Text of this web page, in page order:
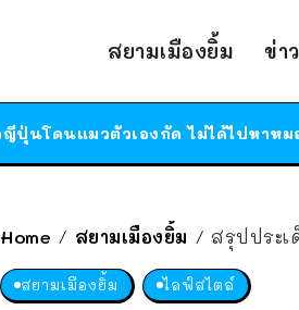
สยามเมืองยิ้ม ข่า
Home / สยามเมืองยิ้ม / สรุปประเด็น ไ
สยามเมืองยิ้ม ไลฟ์สไตล์